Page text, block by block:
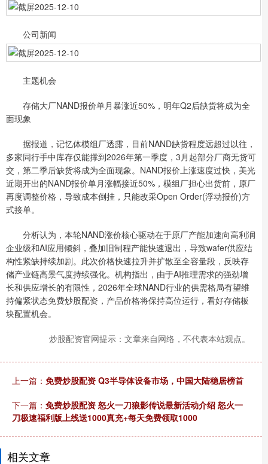
公司新闻
主题机会
存储大厂NAND报价单月暴涨近50%，明年Q2后缺货将成为全
面现象
据报道，记忆体模组厂透露，目前NAND缺货程度远超过以往，
多家同行手中库存仅能撑到2026年第一季度，3月起部分厂商无货可
交，第二季后缺货将成为全面现象。NAND报价上涨速度过快，美光
近期开出的NAND报价单月涨幅接近50%，模组厂担心出货前，原厂
再度调整价格，导致成本倒挂，只能改采Open Order(浮动报价)方
式接单。
分析认为，本轮NAND涨价核心驱动在于原厂产能加速向高利润
企业级和AI应用倾斜，叠加旧制程产能快速退出，导致wafer供应结
构性紧缺持续加剧。此次价格快速拉升并扩散至全容量段，反映存
储产业链高景气度持续强化。机构指出，由于AI推理需求的强劲增
长和供应增长的有限性，2026年全球NAND行业的供需格局有望维
持偏紧状态免费炒股配资，产品价格将保持高位运行，看好存储板
块配置机会。
炒股配资官网提示：文章来自网络，不代表本站观点。
上一篇： 免费炒股配资 Q3半导体设备市场，中国大陆稳居榜首
下一篇： 免费炒股配资 怒火一刀狼影传说最新活动介绍 怒火一
刀极速福利版上线送1000真充+每天免费领取1000
相关文章